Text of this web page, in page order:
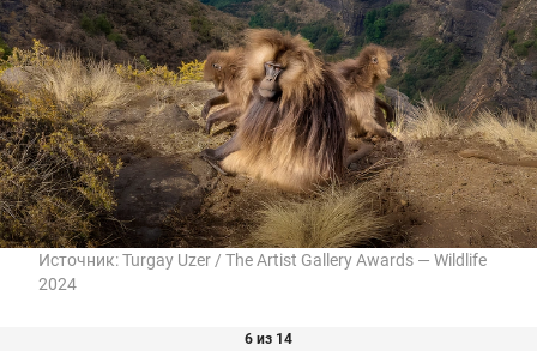
Источник:Turgay Uzer / The Artist Gallery Awards — Wildlife
2024
6 из 14